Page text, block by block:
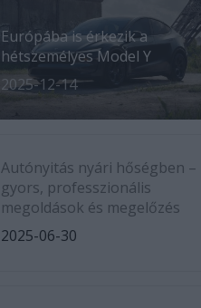
Európába is érkezik a
hétszemélyes Model Y
2025-12-14
Autónyitás nyári hőségben –
gyors, professzionális
megoldások és megelőzés
2025-06-30